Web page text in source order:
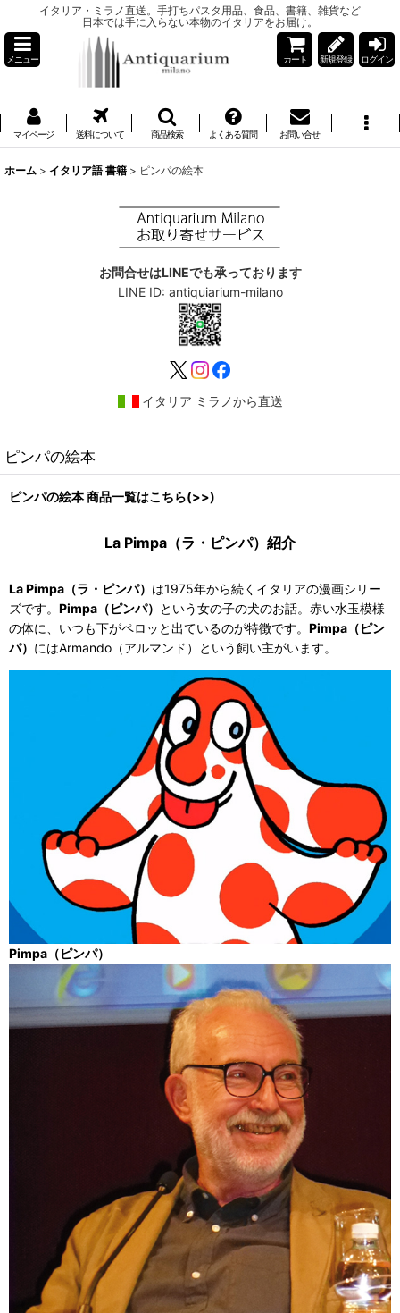
イタリア・ミラノ直送。手打ちパスタ用品、食品、書籍、雑貨など
日本では手に入らない本物のイタリアをお届け。
メニュー カート 新規登録 ログイン
マイページ 送料について 商品検索 よくある質問 お問い合せ
ホーム > イタリア語 書籍 > ピンパの絵本
お問合せはLINEでも承っております
LINE ID: antiquiarium-milano
イタリア ミラノから直送
ピンパの絵本
ピンパの絵本 商品一覧はこちら(>>)
La Pimpa（ラ・ピンパ）紹介
La Pimpa（ラ・ピンパ） は1975年から続くイタリアの漫画シリー
ズです。 Pimpa（ピンパ） という女の子の犬のお話。赤い水玉模様
の体に、いつも下がペロッと出ているのが特徴です。 Pimpa（ピン
パ） にはArmando（アルマンド）という飼い主がいます。
Pimpa（ピンパ）